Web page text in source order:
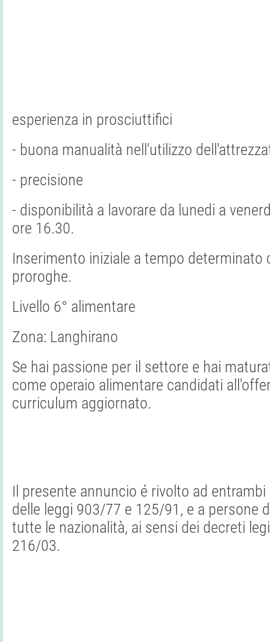
esperienza in prosciuttifici
- buona manualità nell'utilizzo
- precisione
- disponibilità a lavorare da lunedi a
ore 16.30.
Inserimento iniziale a tempo determinato
proroghe.
Livello 6° alimentare
Zona: Langhirano
Se hai passione per il settore e hai
come operaio alimentare candidati
curriculum aggiornato.
Il presente annuncio é rivolto ad
delle leggi 903/77 e 125/91, e a persone
tutte le nazionalità, ai sensi dei decreti
216/03.